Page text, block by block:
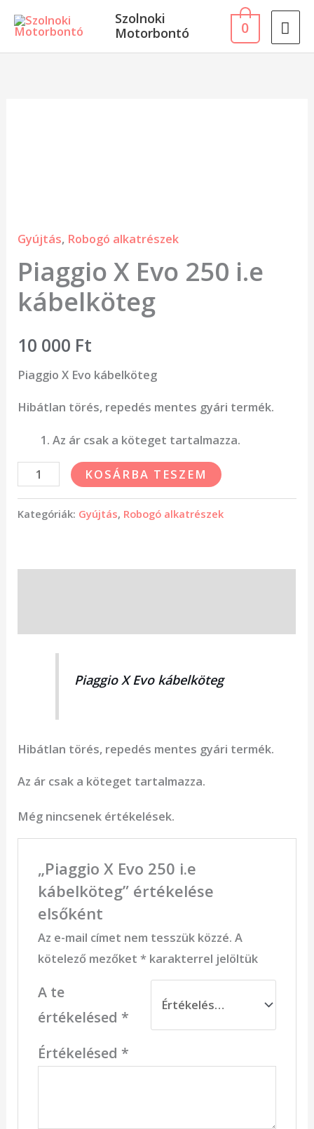
content
Szolnoki
Motorbontó
0
Gyújtás, Robogó alkatrészek
Piaggio X Evo 250 i.e
kábelköteg
10 000 Ft
Piaggio X Evo kábelköteg
Hibátlan törés, repedés mentes gyári termék.
Az ár csak a köteget tartalmazza.
mennyiség
KOSÁRBA TESZEM
Kategóriák: Gyújtás, Robogó alkatrészek
Piaggio X Evo kábelköteg
Hibátlan törés, repedés mentes gyári termék.
Az ár csak a köteget tartalmazza.
Még nincsenek értékelések.
„Piaggio X Evo 250 i.e
kábelköteg” értékelése
elsőként
Az e-mail címet nem tesszük közzé. A
kötelező mezőket *karakterrel jelöltük
A te
értékelésed *
Értékelésed *